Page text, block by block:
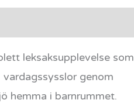
leksaksupplevelse som
genom
hemma i barnrummet.